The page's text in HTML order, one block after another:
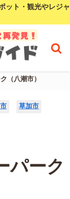
ット・観光やレジャ
（八潮市）
草加市
パーク